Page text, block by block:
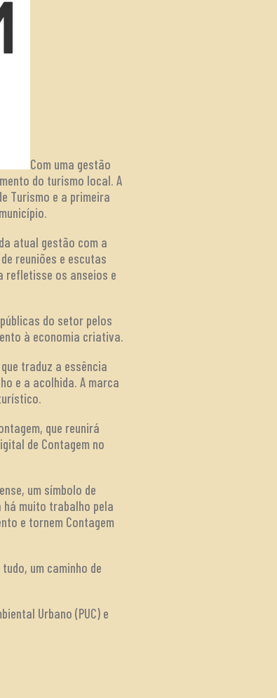
Com uma gestão
do turismo local. A
Turismo e a primeira
atual gestão com a
reuniões e escutas
refletisse os anseios e
do setor pelos
à economia criativa.
traduz a essência
e a acolhida. A marca
que reunirá
de Contagem no
um símbolo de
há muito trabalho pela
e tornem Contagem
um caminho de
Urbano (PUC) e